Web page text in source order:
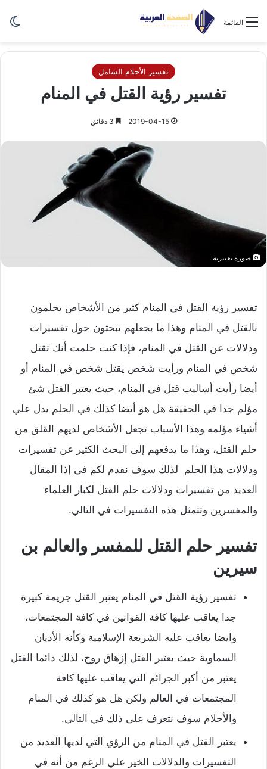
القائمة
تفسير الأحلام الشامل
تفسير رؤية القتل في المنام
2019-04-15
صورة تعبيرية
تفسير رؤية القتل في المنام كثير من الأشخاص يحلمون
بالقتل في المنام وهذا ما يجعلهم يبحثون حول تفسيرات
ودلالات عن القتل في المنام، فإذا كنت حلمت أنك تقتل
شخص في المنام ورأيت شخص يقتل شخص في المنام أو
أيضا رأيت أساليب قتل في المنام، حيث يعتبر القتل شئ
مؤلم جدا في الحقيقة هل هو أيضا كذلك في الحلم يدل علي
أشياء مؤلمه وهذا الأسباب تجعل الأشخاص لديهم القلق من
حلم القتل، وهذا ما يدفعهم إلى البحث الكثير عن تفسيرات
ودلالات هذا الحلم لذلك سوف نقدم لكم في إذا المقال
العديد من تفسيرات ودلالات حلم القتل لكبار العلماء
والمفسرين وتتمثل هذه التفسيرات في التالي.
تفسير حلم القتل للمفسر والعالم بن
سيرين
تفسير رؤية القتل في المنام يعتبر القتل جريمة كبيرة
جدا يعاقب عليها كافة القوانين في كافة المجتمعات،
وايضا يعاقب عليه الشريعة الإسلامية وكأنه الأديان
السماوية حيث يعتبر القتل إزهاق روح، لذلك دائما القتل
يعتبر من أكبر الجرائم التي يعاقب عليها كافة
المجتمعات في العالم ولكن هل هو كذلك في المنام
والأحلام سوف نتعرف على ذلك في التالي.
يعتبر القتل في المنام من الرؤي التي لديها العديد من
التفسيرات والدلالات الخير علي الرغم من أنه في